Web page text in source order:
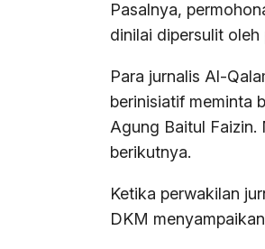
Pasalnya,
dinilai dipersulit
Para jurnalis Al-
berinisiatif meminta
Agung Baitul Faizin.
berikutnya.
Ketika perwakilan
DKM